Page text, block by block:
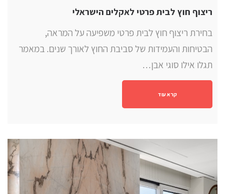
ריצוף חוץ לבית פרטי לאקלים הישראלי
בחירת ריצוף חוץ לבית פרטי משפיעה על המראה,
הבטיחות והעמידות של סביבת החוץ לאורך שנים. במאמר
תגלו אילו סוגי אבן…
קרא עוד